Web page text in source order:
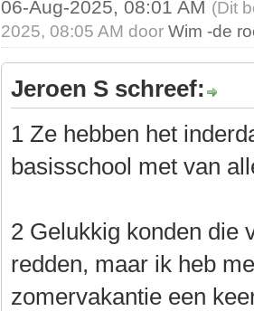
06-Aug-2025, 08:01 AM (Dit
2025, 08:05 AM doorWim -de
Jeroen S schreef:
1 Ze hebben het
basisschool met van
2 Gelukkig konden die
redden, maar ik heb
zomervakantie een